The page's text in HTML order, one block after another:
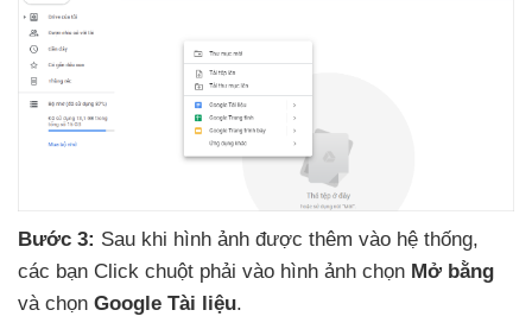
Bước 3: Sau khi hình ảnh được thêm vào hệ thống,
các bạn Click chuột phải vào hình ảnh chọn Mở bằng
và chọn Google Tài liệu.